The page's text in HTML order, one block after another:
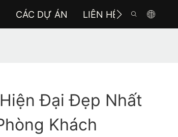
CÁC DỰ ÁN LIÊN HỆ VỚI CHÚNG
Đại Đẹp Nhất
Khách